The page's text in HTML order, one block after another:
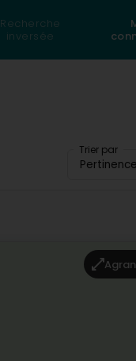
Recherche
inversée
Trier par
Pertinence